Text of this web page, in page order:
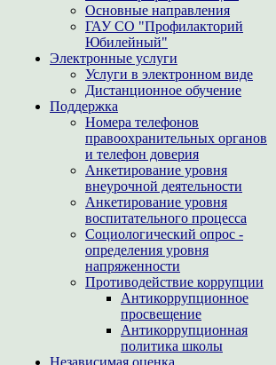
Основные направления
ГАУ СО "Профилакторий
Юбилейный"
Электронные услуги
Услуги в электронном виде
Дистанционное обучение
Поддержка
Номера телефонов
правоохранительных органов
и телефон доверия
Анкетирование уровня
внеурочной деятельности
Анкетирование уровня
воспитательного процесса
Социологический опрос -
определения уровня
напряженности
Противодействие коррупции
Антикоррупционное
просвещение
Антикоррупционная
политика школы
Независимая оценка